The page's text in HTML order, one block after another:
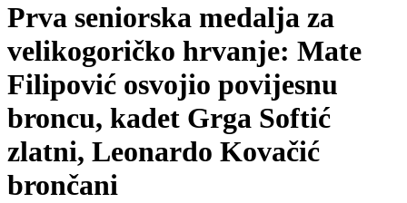
Prva seniorska medalja za
velikogoričko hrvanje: Mate
Filipović osvojio povijesnu
broncu, kadet Grga Softić
zlatni, Leonardo Kovačić
brončani